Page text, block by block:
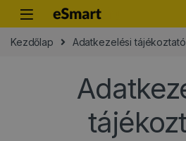
Skip to navigation
Skip to content
Kezdőlap Adatkezelési tájékoztató